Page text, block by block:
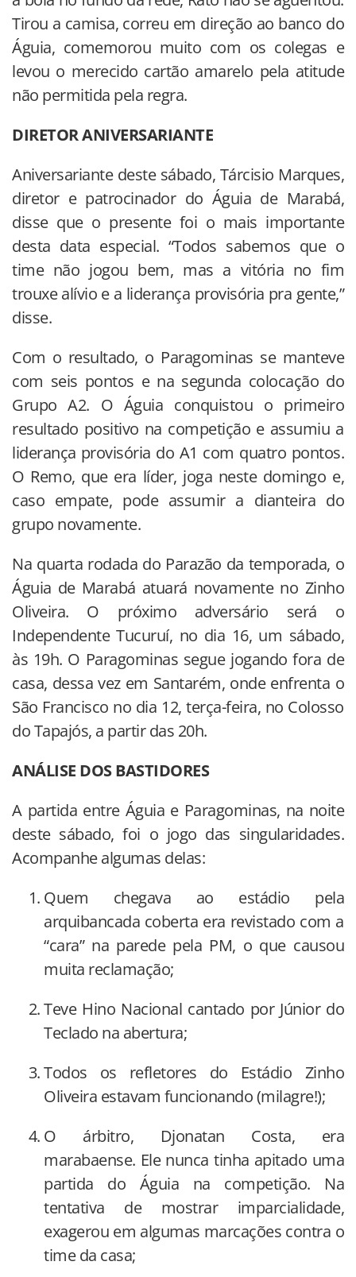
Tirou a camisa, correu em direção ao banco do
Águia, comemorou muito com os colegas e
levou o merecido cartão amarelo pela atitude
não permitida pela regra.
DIRETOR ANIVERSARIANTE
Aniversariante deste sábado, Tárcisio Marques,
diretor e patrocinador do Águia de Marabá,
disse que o presente foi o mais importante
desta data especial. “Todos sabemos que o
time não jogou bem, mas a vitória no fim
trouxe alívio e a liderança provisória pra gente,”
disse.
Com o resultado, o Paragominas se manteve
com seis pontos e na segunda colocação do
Grupo A2. O Águia conquistou o primeiro
resultado positivo na competição e assumiu a
liderança provisória do A1 com quatro pontos.
O Remo, que era líder, joga neste domingo e,
caso empate, pode assumir a dianteira do
grupo novamente.
Na quarta rodada do Parazão da temporada, o
Águia de Marabá atuará novamente no Zinho
Oliveira. O próximo adversário será o
Independente Tucuruí, no dia 16, um sábado,
às 19h. O Paragominas segue jogando fora de
casa, dessa vez em Santarém, onde enfrenta o
São Francisco no dia 12, terça-feira, no Colosso
do Tapajós, a partir das 20h.
ANÁLISE DOS BASTIDORES
A partida entre Águia e Paragominas, na noite
deste sábado, foi o jogo das singularidades.
Acompanhe algumas delas:
Quem chegava ao estádio pela
arquibancada coberta era revistado com a
“cara” na parede pela PM, o que causou
muita reclamação;
Teve Hino Nacional cantado por Júnior do
Teclado na abertura;
Todos os refletores do Estádio Zinho
Oliveira estavam funcionando (milagre!);
O árbitro, Djonatan Costa, era
marabaense. Ele nunca tinha apitado uma
partida do Águia na competição. Na
tentativa de mostrar imparcialidade,
exagerou em algumas marcações contra o
time da casa;